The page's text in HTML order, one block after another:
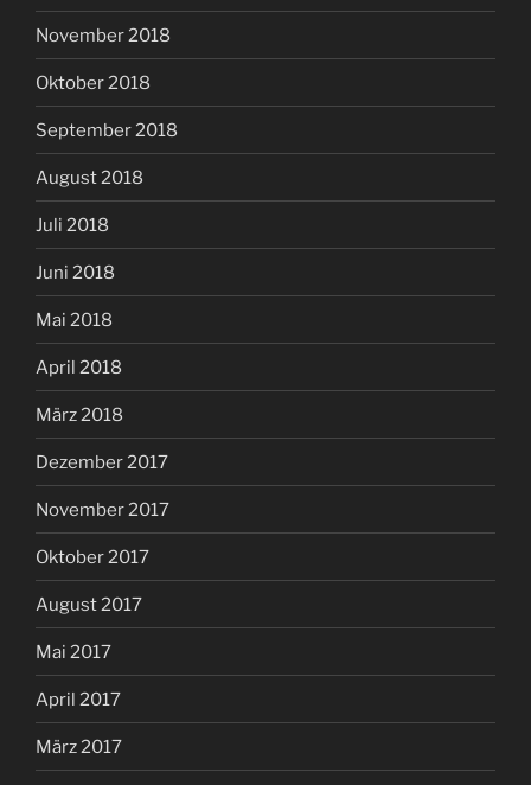
November 2018
Oktober 2018
September 2018
August 2018
Juli 2018
Juni 2018
Mai 2018
April 2018
März 2018
Dezember 2017
November 2017
Oktober 2017
August 2017
Mai 2017
April 2017
März 2017